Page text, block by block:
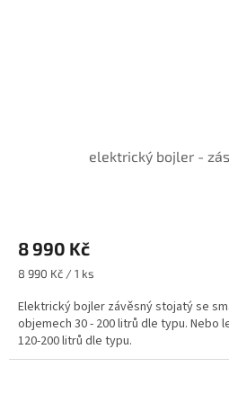
elektrický bojler -
8 990 Kč
Měrná
8 990 Kč / 1 ks
Elektrický bojler závěsný stojatý se
objemech 30 - 200 litrů dle typu. Nebo
120-200 litrů dle typu.